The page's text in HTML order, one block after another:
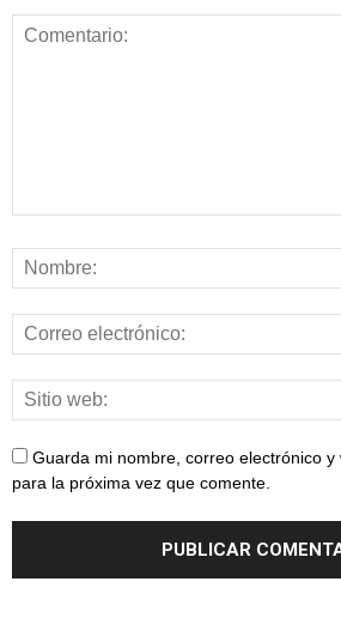
Guarda mi nombre, correo electrónico
para la próxima vez que comente.